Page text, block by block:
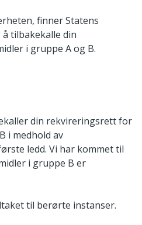
finner Statens
tilbakekalle din
i gruppe A og B.
din rekvireringsrett for
i medhold av
ledd. Vi har kommet til
i gruppe B er
til berørte instanser.